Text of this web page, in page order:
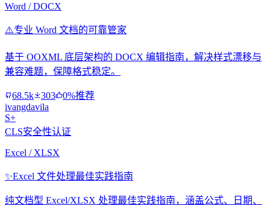
Word / DOCX
⚠️专业 Word 文档的可靠管家
基于 OOXML 底层架构的 DOCX 编辑指南，解决样式漂移与
兼容难题，保障格式稳定。
68.5k 303
0%推荐
ivangdavila
S+
CLS安全性认证
Excel / XLSX
✨Excel 文件处理最佳实践指南
纯文档型 Excel/XLSX 处理最佳实践指南，涵盖公式、日期、